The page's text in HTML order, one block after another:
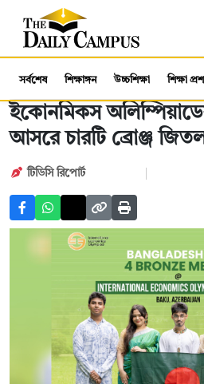
সর্বশেষ শিক্ষাঙ্গন উচ্চশিক্ষা শিক্ষা
ইকোনমিকস
আসরে চারটি ব্রোঞ্জ
টিডিসি রিপোর্ট